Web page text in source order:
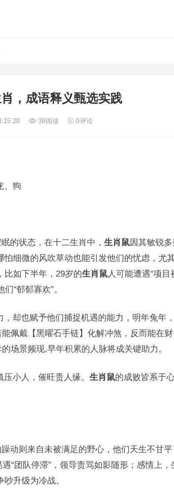
，成语释义甄选实践
39阅读 0评论
、狗
的状态，在十二生肖中， 生肖鼠因其敏锐多
怕细微的风吹草动也能引发他们的忧虑，尤
比如下半年，29岁的生肖鼠 人可能遭遇“项目
“郁郁寡欢”。
，却也赋予他们捕捉机遇的能力，明年兔年，
佩戴【黑曜石手链】化解冲煞，反而能在
场景频现,早年积累的人脉将成关键助力。
小人，催旺贵人缘。 生肖鼠的成败皆系于
躁动则来自未被满足的野心，他们天生不甘平
遇“团队停滞”，领导责骂如影随形；感情上，
升级为冷战。